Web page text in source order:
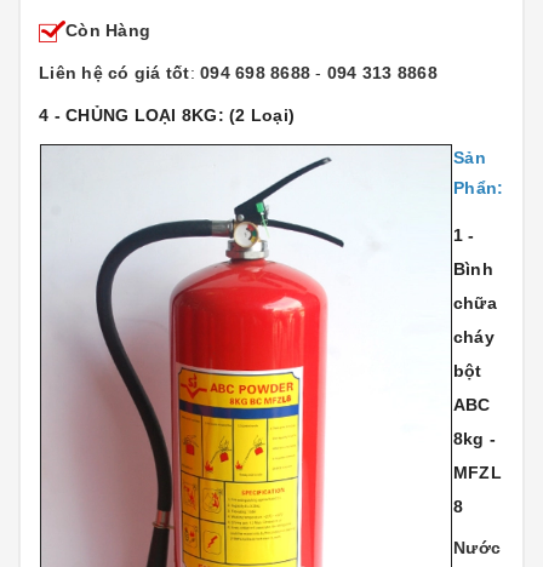
Còn Hàng
Liên hệ có giá tốt: 094 698 8688 - 094 313 8868
4 - CHỦNG LOẠI 8KG: (2 Loại)
Sản
Phẩn:
1 -
Bình
chữa
cháy
bột
ABC
8kg -
MFZL
8
Nước